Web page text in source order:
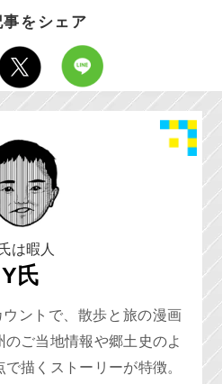
事をシェア
は暇人
Y氏
ウントで、散歩と旅の漫画
ご当地情報や郷土史のよ
描くストーリーが特徴。